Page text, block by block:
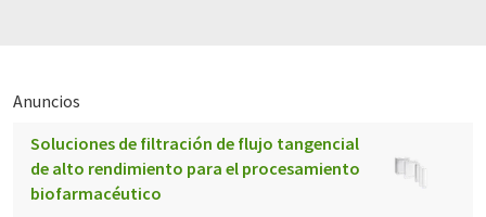
Anuncios
Soluciones de filtración de flujo tangencial
de alto rendimiento para el procesamiento
biofarmacéutico